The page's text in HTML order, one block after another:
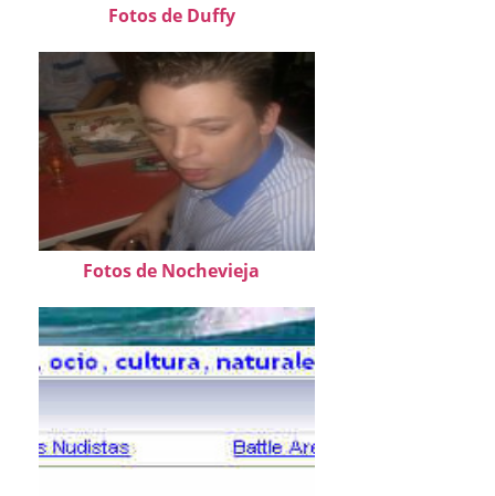
Fotos de Duffy
Fotos de Nochevieja